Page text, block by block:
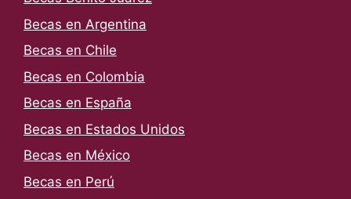
Becas en Argentina
Becas en Chile
Becas en Colombia
Becas en España
Becas en Estados Unidos
Becas en México
Becas en Perú